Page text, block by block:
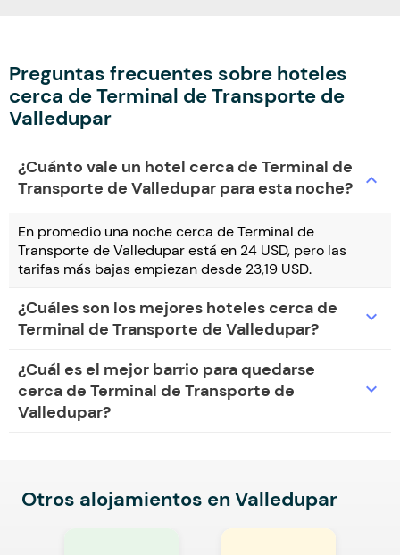
Preguntas frecuentes sobre hoteles
cerca de Terminal de Transporte de
Valledupar
¿Cuánto vale un hotel cerca de Terminal de
Transporte de Valledupar para esta noche?
expand_more
En promedio una noche cerca de Terminal de
Transporte de Valledupar está en 24 USD, pero las
tarifas más bajas empiezan desde 23,19 USD.
¿Cuáles son los mejores hoteles cerca de
Terminal de Transporte de Valledupar?
expand_more
¿Cuál es el mejor barrio para quedarse
cerca de Terminal de Transporte de
Valledupar?
expand_more
Otros alojamientos en Valledupar